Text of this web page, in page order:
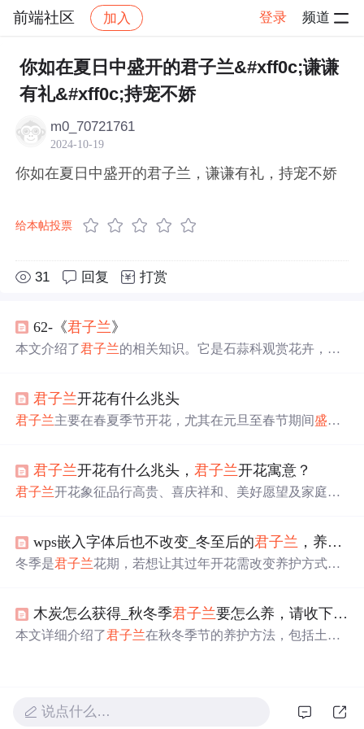
前端社区 加入 登录 频道
社区 前端社区 感慨 帖子详情
你如在夏日中盛开的君子兰&#xff0c;谦谦
有礼&#xff0c;持宠不娇
m0_70721761
2024-10-19
你如在夏日中盛开的君子兰，谦谦有礼，持宠不娇
给本帖投票
31 回复 打赏
62-《君子兰》
本文介绍了君子兰的相关知识。它是石蒜科观赏花卉，原
有观赏和经济价值，花语为高贵、有君子之风。
君子兰开花有什么兆头
君子兰主要在春夏季节开花，尤其在元旦至春节期间 盛开
上代表家庭和谐，适宜五行属木者种植以优化环境。同
时，君子兰也被用作判断阳性位置的工具。
君子兰开花有什么兆头，君子兰开花寓意？
君子兰开花象征品行高贵、喜庆祥和、美好愿望及家庭圆
润环境，栽培需2年以上才会开花。
wps嵌入字体后也不改变_冬至后的君子兰 ，养护方式要改变，不然过年不开花
冬季是君子兰花期，若想让其过年开花需改变养护方式。
超15度可补充液体型磷钾肥料，15天左右用1次。
木炭怎么获得_秋冬季君子兰要怎么养，请收下这六字箴言
本文详细介绍了君子兰在秋冬季节的养护方法，包括土
在冬季健康生长，延长花期。
说点什么…